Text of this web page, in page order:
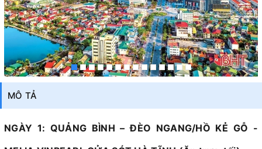
MÔ TẢ
NGÀY 1: QUẢNG BÌNH – ĐÈO NGANG/HỒ KẺ GỖ -